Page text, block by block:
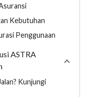
Kebutuhan
Penggunaan
ASTRA
Kunjungi